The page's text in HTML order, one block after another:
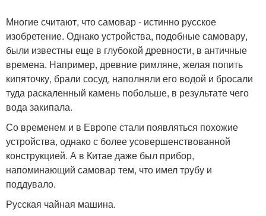
Многие считают, что самовар - истинно русское
изобретение. Однако устройства, подобные самовару,
были известны еще в глубокой древности, в античные
времена. Например, древние римляне, желая попить
кипяточку, брали сосуд, наполняли его водой и бросали
туда раскаленный камень побольше, в результате чего
вода закипала.
Со временем и в Европе стали появляться похожие
устройства, однако с более усовершенствованной
конструкцией. А в Китае даже был прибор,
напоминающий самовар тем, что имел трубу и
поддувало.
Русская чайная машина.